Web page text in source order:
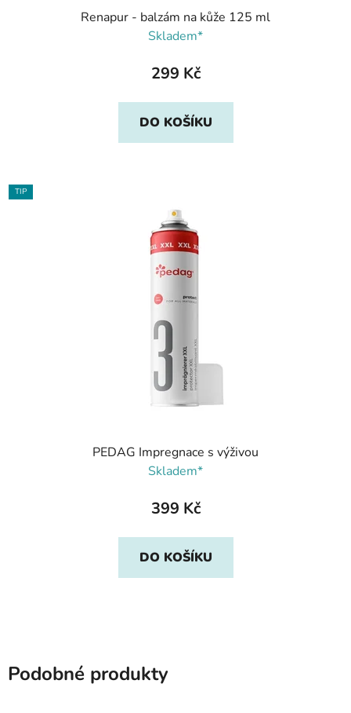
Renapur - balzám na kůže 125 ml
Skladem*
299 Kč
DO KOŠÍKU
TIP
PEDAG Impregnace s výživou
Skladem*
399 Kč
DO KOŠÍKU
Podobné produkty